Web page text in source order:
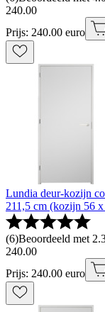
240.00
Prijs: 240.00 euro
Lundia deur-kozijn
211,5 cm (kozijn 56
(6)Beoordeeld met
240.00
Prijs: 240.00 euro